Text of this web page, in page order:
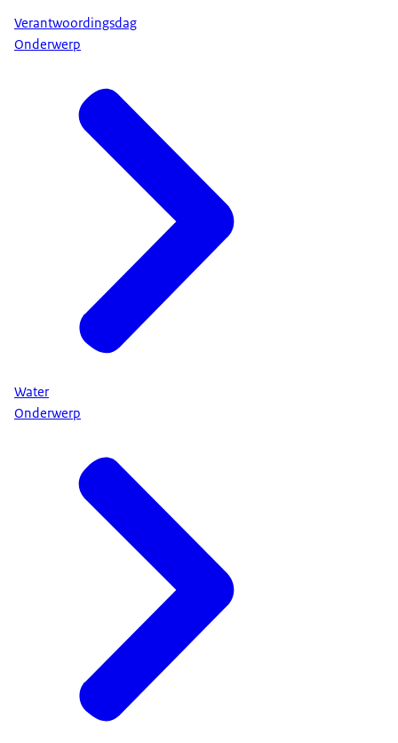
Verantwoordingsdag
Onderwerp
Water
Onderwerp